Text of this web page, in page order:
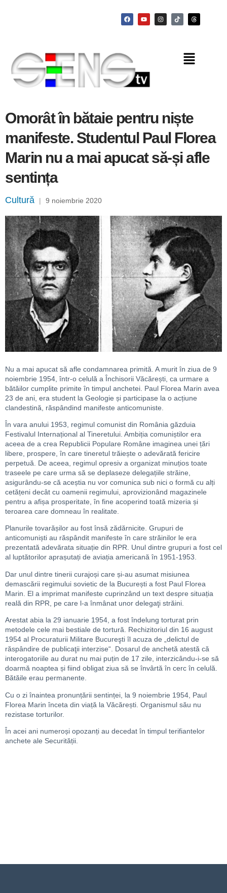
Omorât în bătaie pentru niște
manifeste. Studentul Paul Florea
Marin nu a mai apucat să-și afle
sentința
Cultură | 9 noiembrie 2020
Nu a mai apucat să afle condamnarea primită. A murit în ziua de 9
noiembrie 1954, într-o celulă a Închisorii Văcărești, ca urmare a
bătăilor cumplite primite în timpul anchetei. Paul Florea Marin avea
23 de ani, era student la Geologie și participase la o acțiune
clandestină, răspândind manifeste anticomuniste.
În vara anului 1953, regimul comunist din România găzduia
Festivalul Internațional al Tineretului. Ambiția comuniștilor era
aceea de a crea Republicii Populare Române imaginea unei țări
libere, prospere, în care tineretul trăiește o adevărată fericire
perpetuă. De aceea, regimul opresiv a organizat minuțios toate
traseele pe care urma să se deplaseze delegațiile străine,
asigurându-se că aceștia nu vor comunica sub nici o formă cu alți
cetățeni decât cu oamenii regimului, aprovizionând magazinele
pentru a afișa prosperitate, în fine acoperind toată mizeria și
teroarea care domneau în realitate.
Planurile tovarășilor au fost însă zădărnicite. Grupuri de
anticomuniști au răspândit manifeste în care străinilor le era
prezentată adevărata situație din RPR. Unul dintre grupuri a fost cel
al luptătorilor aprașutați de aviația americană în 1951-1953.
Dar unul dintre tinerii curajoși care și-au asumat misiunea
demascării regimului sovietic de la București a fost Paul Florea
Marin. El a imprimat manifeste cuprinzând un text despre situația
reală din RPR, pe care l-a înmânat unor delegaţi străini.
Arestat abia la 29 ianuarie 1954, a fost îndelung torturat prin
metodele cele mai bestiale de tortură. Rechizitoriul din 16 august
1954 al Procuraturii Militare Bucureşti îl acuza de „delictul de
răspândire de publicaţii interzise“. Dosarul de anchetă atestă că
interogatoriile au durat nu mai puțin de 17 zile, interzicându-i-se să
doarmă noaptea și fiind obligat ziua să se învârtă în cerc în celulă.
Bătăile erau permanente.
Cu o zi înaintea pronunțării sentinței, la 9 noiembrie 1954, Paul
Florea Marin înceta din viață la Văcărești. Organismul său nu
rezistase torturilor.
În acei ani numeroși opozanți au decedat în timpul terifiantelor
anchete ale Securității.